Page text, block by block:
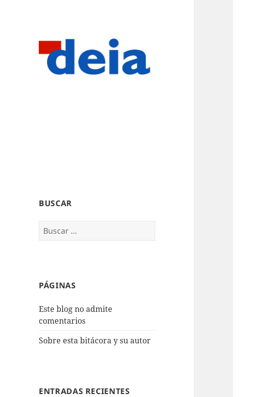
BUSCAR
Buscar:
PÁGINAS
Este blog no admite
comentarios
Sobre esta bitácora y su autor
ENTRADAS RECIENTES